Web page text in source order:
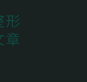
形
章